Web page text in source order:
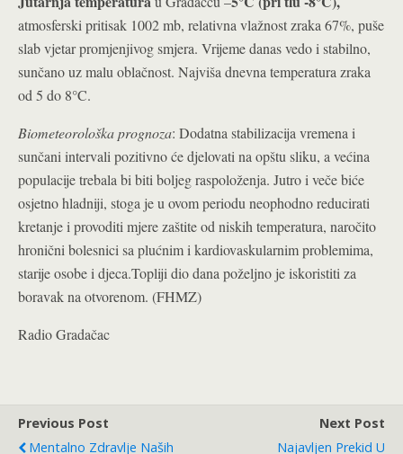
atmosferski pritisak 1002 mb, relativna vlažnost zraka 67%, puše
slab vjetar promjenjivog smjera. Vrijeme danas vedo i stabilno,
sunčano uz malu oblačnost. Najviša dnevna temperatura zraka
od 5 do 8°C.
Biometeorološka prognoza: Dodatna stabilizacija vremena i
sunčani intervali pozitivno će djelovati na opštu sliku, a većina
populacije trebala bi biti boljeg raspoloženja. Jutro i veče biće
osjetno hladniji, stoga je u ovom periodu neophodno reducirati
kretanje i provoditi mjere zaštite od niskih temperatura, naročito
hronični bolesnici sa plućnim i kardiovaskularnim problemima,
starije osobe i djeca.Topliji dio dana poželjno je iskoristiti za
boravak na otvorenom. (FHMZ)
Radio Gradačac
Previous Post
Mentalno Zdravlje Naših
Next Post
Najavljen Prekid U